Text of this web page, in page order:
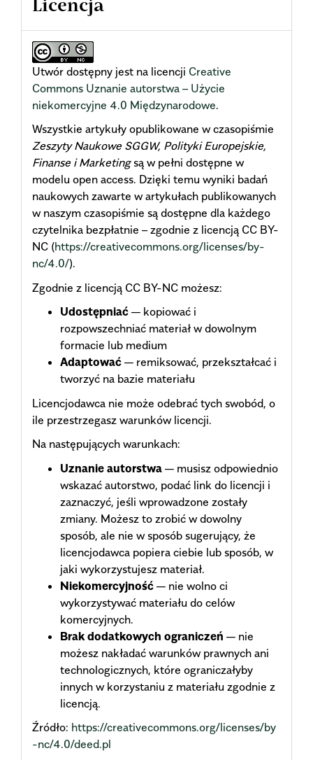
Licencja
Utwór dostępny jest na licencji Creative
Commons Uznanie autorstwa – Użycie
niekomercyjne 4.0 Międzynarodowe.
Wszystkie artykuły opublikowane w czasopiśmie
Zeszyty Naukowe SGGW, Polityki Europejskie,
Finanse i Marketingsą w pełni dostępne w
modelu open access. Dzięki temu wyniki badań
naukowych zawarte w artykułach publikowanych
w naszym czasopiśmie są dostępne dla każdego
czytelnika bezpłatnie – zgodnie z licencją CC BY-
NC (https://creativecommons.org/licenses/by-
nc/4.0/).
Zgodnie z licencją CC BY-NC możesz:
Udostępniać — kopiować i
rozpowszechniać materiał w dowolnym
formacie lub medium
Adaptować — remiksować, przekształcać i
tworzyć na bazie materiału
Licencjodawca nie może odebrać tych swobód, o
ile przestrzegasz warunków licencji.
Na następujących warunkach:
Uznanie autorstwa — musisz odpowiednio
wskazać autorstwo, podać link do licencji i
zaznaczyć, jeśli wprowadzone zostały
zmiany. Możesz to zrobić w dowolny
sposób, ale nie w sposób sugerujący, że
licencjodawca popiera ciebie lub sposób, w
jaki wykorzystujesz materiał.
Niekomercyjność — nie wolno ci
wykorzystywać materiału do celów
komercyjnych.
Brak dodatkowych ograniczeń — nie
możesz nakładać warunków prawnych ani
technologicznych, które ograniczałyby
innych w korzystaniu z materiału zgodnie z
licencją.
Źródło: https://creativecommons.org/licenses/by
-nc/4.0/deed.pl